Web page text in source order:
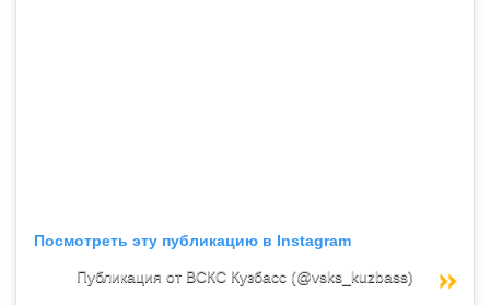
Посмотреть эту публикацию в Instagram
Публикация от ВСКС Кузбасс (@vsks_kuzbass)